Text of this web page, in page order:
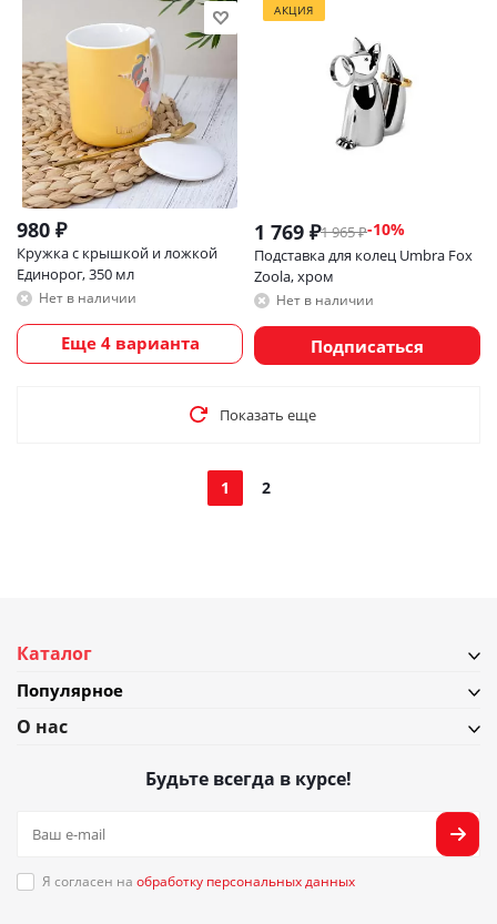
980 ₽
Кружка с крышкой и ложкой
Единорог, 350 мл
Нет в наличии
Еще 4 варианта
АКЦИЯ
1 769 ₽1 965₽-10%
Подставка для колец Umbra Fox
Zoola, хром
Нет в наличии
Подписаться
Показать еще
1 2
Каталог
Популярное
О нас
Будьте всегда в курсе!
Я согласен на обработку персональных данных